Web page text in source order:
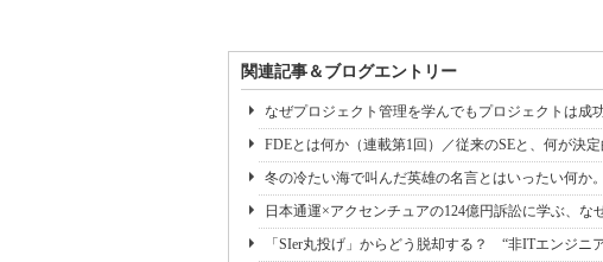
関連記事＆ブログエントリー
なぜプロジェクト管理を学んでもプロジェクトは成
FDEとは何か（連載第1回）／従来のSEと、何が決
冬の冷たい海で叫んだ英雄の名言とはいったい何か
日本通運×アクセンチュアの124億円訴訟に学ぶ、な
「SIer丸投げ」からどう脱却する？ “非ITエンジニ